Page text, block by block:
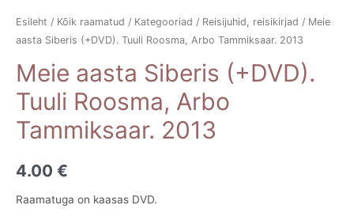
Esileht / Kõik raamatud / Kategooriad / Reisijuhid, reisikirjad / Meie
aasta Siberis (+DVD). Tuuli Roosma, Arbo Tammiksaar. 2013
Meie aasta Siberis (+DVD).
Tuuli Roosma, Arbo
Tammiksaar. 2013
4.00 €
Raamatuga on kaasas DVD.